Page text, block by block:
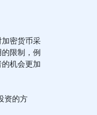
密货币采
限制，例
机会更加
资的方